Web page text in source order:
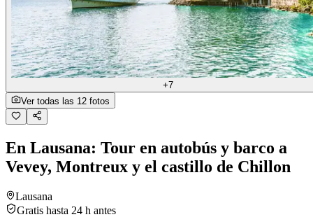
+7
Ver todas las 12 fotos
En Lausana: Tour en autobús y barco a
Vevey, Montreux y el castillo de Chillon
Lausana
Gratis hasta 24 h antes